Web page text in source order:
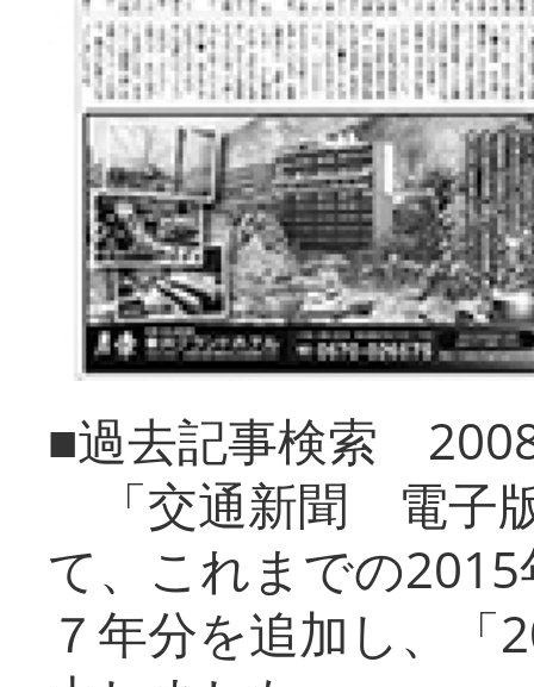
■過去記事検索
「交通新聞 電子
て、これまでの
７年分を追加し、「